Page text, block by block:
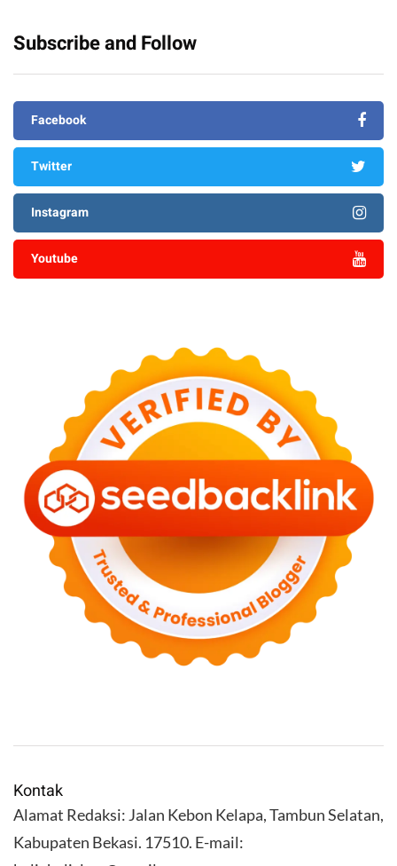
Subscribe and Follow
Facebook
Twitter
Instagram
Youtube
Kontak
Alamat Redaksi: Jalan Kebon Kelapa, Tambun Selatan,
Kabupaten Bekasi. 17510. E-mail: